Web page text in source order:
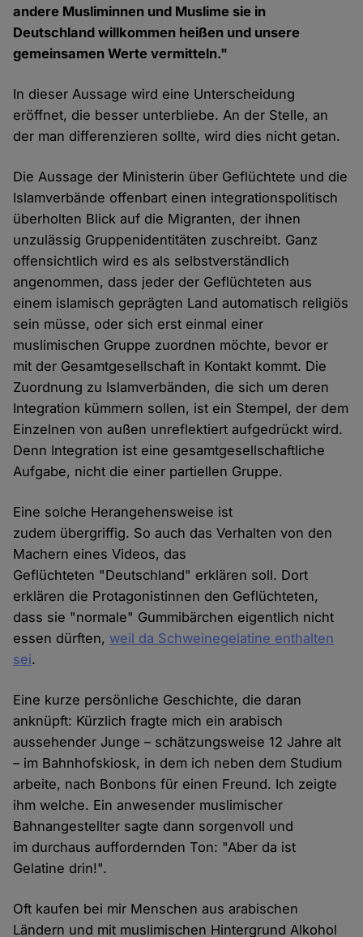
andere Musliminnen und Muslime sie in
Deutschland willkommen heißen und unsere
gemeinsamen Werte vermitteln."
In dieser Aussage wird eine Unterscheidung
eröffnet, die besser unterbliebe. An der Stelle, an
der man differenzieren sollte, wird dies nicht getan.
Die Aussage der Ministerin über Geflüchtete und die
Islamverbände offenbart einen integrationspolitisch
überholten Blick auf die Migranten, der ihnen
unzulässig Gruppenidentitäten zuschreibt. Ganz
offensichtlich wird es als selbstverständlich
angenommen, dass jeder der Geflüchteten aus
einem islamisch geprägten Land automatisch religiös
sein müsse, oder sich erst einmal einer
muslimischen Gruppe zuordnen möchte, bevor er
mit der Gesamtgesellschaft in Kontakt kommt. Die
Zuordnung zu Islamverbänden, die sich um deren
Integration kümmern sollen, ist ein Stempel, der dem
Einzelnen von außen unreflektiert aufgedrückt wird.
Denn Integration ist eine gesamtgesellschaftliche
Aufgabe, nicht die einer partiellen Gruppe.
Eine solche Herangehensweise ist
zudem übergriffig. So auch das Verhalten von den
Machern eines Videos, das
Geflüchteten "Deutschland" erklären soll. Dort
erklären die Protagonistinnen den Geflüchteten,
dass sie "normale" Gummibärchen eigentlich nicht
essen dürften, weil da Schweinegelatine enthalten
sei.
Eine kurze persönliche Geschichte, die daran
anknüpft: Kürzlich fragte mich ein arabisch
aussehender Junge – schätzungsweise 12 Jahre alt
– im Bahnhofskiosk, in dem ich neben dem Studium
arbeite, nach Bonbons für einen Freund. Ich zeigte
ihm welche. Ein anwesender muslimischer
Bahnangestellter sagte dann sorgenvoll und
im durchaus auffordernden Ton: "Aber da ist
Gelatine drin!".
Oft kaufen bei mir Menschen aus arabischen
Ländern und mit muslimischen Hintergrund Alkohol